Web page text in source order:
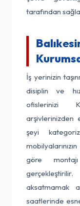
tarafından
İş yerinizin
disiplin ve
ofislerinizi
arşivlerinizden
şeyi
göre
aksatmamak
saatlerinde